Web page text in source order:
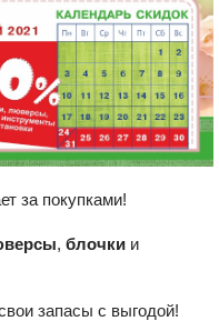
за покупками!
, блочки и
запасы с выгодой!